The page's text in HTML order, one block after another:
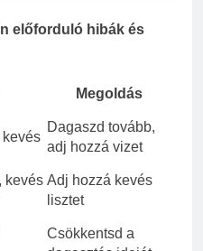
előforduló hibák és
Megoldás
Dagaszd tovább,
adj hozzá vizet
kevés Adj hozzá kevés
lisztet
Csökkentsd a